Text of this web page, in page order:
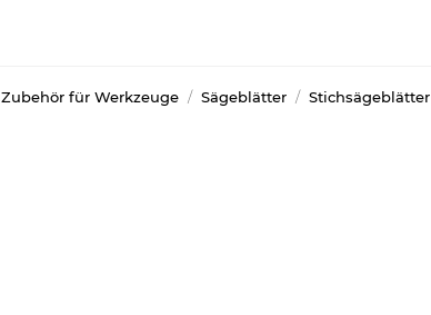
Zubehör für Werkzeuge Sägeblätter Stichsägeblätter